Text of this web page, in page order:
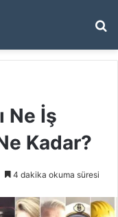
...
Ne İş
Kadar?
4 dakika okuma süresi